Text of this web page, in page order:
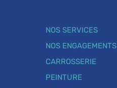
NOS SERVICES
NOS ENGAGEMENTS
CARROSSERIE
PEINTURE